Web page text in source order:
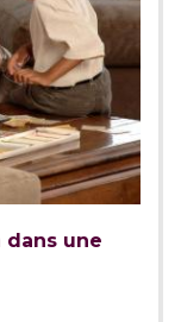
une